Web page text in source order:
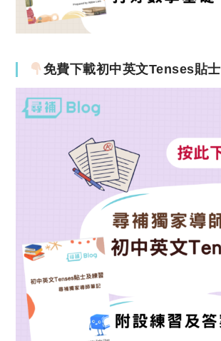
免費下載初中英文Tenses貼士